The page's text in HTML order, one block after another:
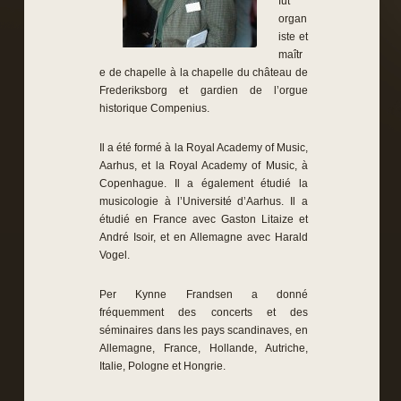
organ
iste et
maîtr
e de chapelle à la chapelle du château de
Frederiksborg et gardien de l’orgue
historique Compenius.
Il a été formé à la Royal Academy of Music,
Aarhus, et la Royal Academy of Music, à
Copenhague. Il a également étudié la
musicologie à l’Université d’Aarhus. Il a
étudié en France avec Gaston Litaize et
André Isoir, et en Allemagne avec Harald
Vogel.
Per Kynne Frandsen a donné
fréquemment des concerts et des
séminaires dans les pays scandinaves, en
Allemagne, France, Hollande, Autriche,
Italie, Pologne et Hongrie.